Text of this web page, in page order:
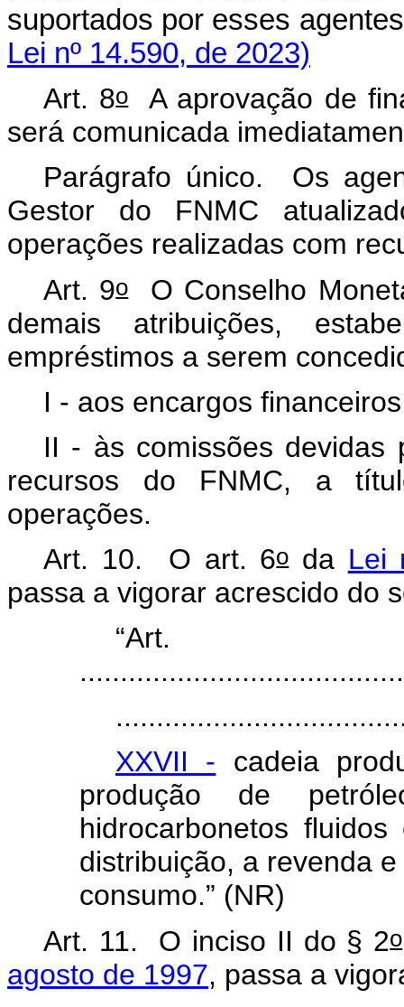
suportados por esses
Lei nº 14.590, de 2023)
Art. 8oA aprovação de
será comunicada
Parágrafo único. Os
Gestor do FNMC
operações realizadas com
Art. 9oO Conselho
demais atribuições,
empréstimos a serem
I - aos encargos
II - às comissões devidas
recursos do FNMC, a
operações.
Art. 10. O art. 6oda Lei
passa a vigorar acrescido do
XXVII - cadeia
produção de
hidrocarbonetos
distribuição, a revenda
consumo.” (NR)
Art. 11. O inciso II do § 2o
agosto de 1997, passa a